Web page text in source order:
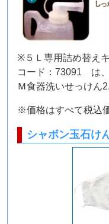
※５Ｌ専用詰め替え
コード：73091 は
Ｍ食器洗いせっけん
※価格はすべて税込
シャボン玉石け